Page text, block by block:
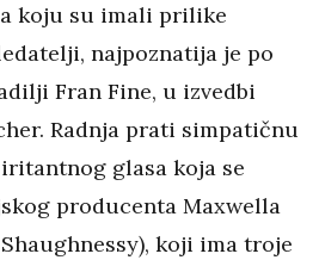
a koju su imali prilike
najpoznatija je po
Fran Fine, u izvedbi
Radnja prati simpatičnu
glasa koja se
producenta Maxwella
koji ima troje